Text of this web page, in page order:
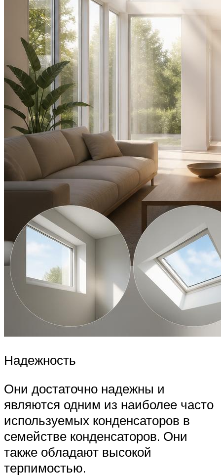
Надежность
Они достаточно надежны и
являются одним из наиболее часто
используемых конденсаторов в
семействе конденсаторов. Они
также обладают высокой
терпимостью.